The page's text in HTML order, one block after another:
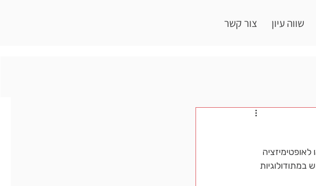
שווה עיון צור קשר
במתודולוגיות